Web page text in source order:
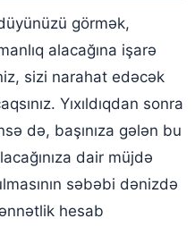
görmək,
alacağına işarə
sizi narahat edəcək
Yıxıldıqdan sonra
də, başınıza gələn bu
dair müjdə
səbəbi dənizdə
hesab